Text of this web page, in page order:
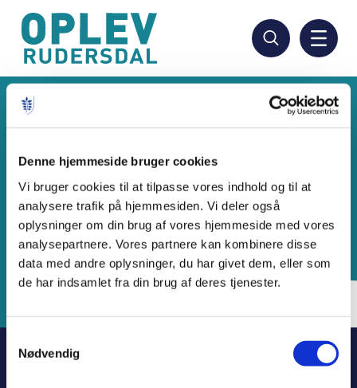
Denne hjemmeside bruger cookies
Vi bruger cookies til at tilpasse vores indhold og til at
analysere trafik på hjemmesiden. Vi deler også
oplysninger om din brug af vores hjemmeside med vores
analysepartnere. Vores partnere kan kombinere disse
data med andre oplysninger, du har givet dem, eller som
de har indsamlet fra din brug af deres tjenester.
Nødvendig
hovedindhold
Kulturområdet